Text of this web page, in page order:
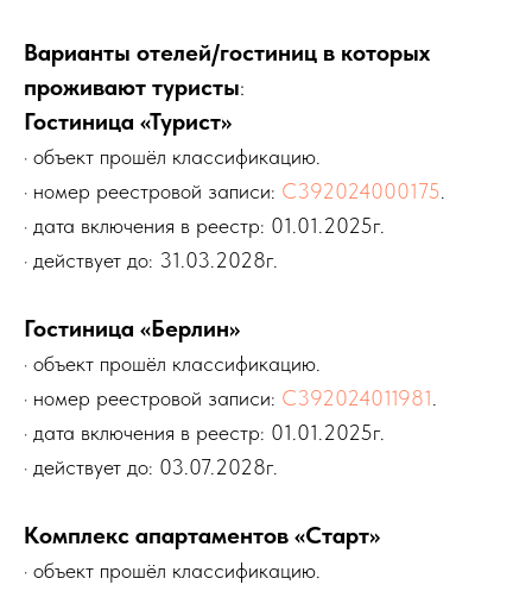
Варианты отелей/гостиниц в которых
проживают туристы:
Гостиница «Турист»
· объект прошёл классификацию.
· номер реестровой записи: С392024000175.
· дата включения в реестр: 01.01.2025г.
· действует до: 31.03.2028г.
Гостиница «Берлин»
· объект прошёл классификацию.
· номер реестровой записи: С392024011981.
· дата включения в реестр: 01.01.2025г.
· действует до: 03.07.2028г.
Комплекс апартаментов «Старт»
· объект прошёл классификацию.